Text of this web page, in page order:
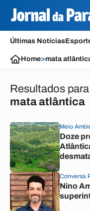
Últimas Notícias
Home>mata
Resultados
mata atlântica
Meio
Doze
Conversa
Nino